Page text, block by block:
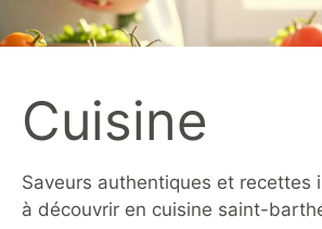
Cuisine
Saveurs authentiques et recettes
à découvrir en cuisine saint-